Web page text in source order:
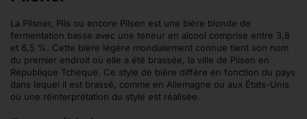
La Pilsner, Pils ou encore Pilsen est une bière blonde de
fermentation basse avec une teneur en alcool comprise entre 3,8
et 6,5 %. Cette bière légère mondialement connue tient son nom
du premier endroit où elle a été brassée, la ville de Pilsen en
République Tchèque. Ce style de bière diffère en fonction du pays
dans lequel il est brassé, comme en Allemagne ou aux États-Unis
où une réinterprétation du style est réalisée.